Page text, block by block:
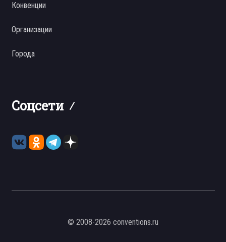
Конвенции
Организации
Города
Соцсети
© 2008-2026 conventions.ru